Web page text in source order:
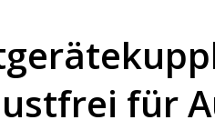
für